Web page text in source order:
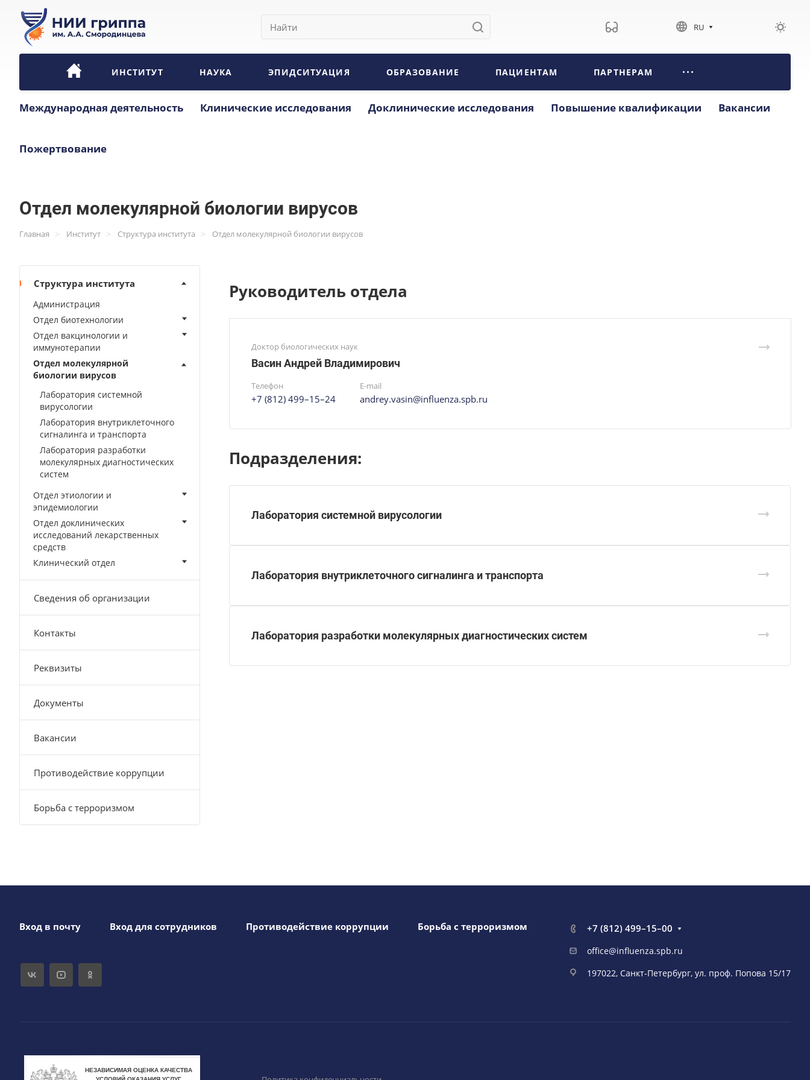
RU
ИНСТИТУТ НАУКА ЭПИДСИТУАЦИЯ ОБРАЗОВАНИЕ ПАЦИЕНТАМ ПАРТНЕРАМ
Международная деятельность Клинические исследования Доклинические исследования Повышение квалификации Вакансии
Пожертвование
Отдел молекулярной биологии вирусов
Главная > Институт > Структура института > Отдел молекулярной биологии вирусов
Руководитель отдела
Доктор биологических наук
Васин Андрей Владимирович
Телефон
+7 (812) 499–15–24
E-mail
andrey.vasin@influenza.spb.ru
Подразделения:
Лаборатория системной вирусологии
Лаборатория внутриклеточного сигналинга и транспорта
Лаборатория разработки молекулярных диагностических систем
Структура института
Администрация
Отдел биотехнологии
Отдел вакцинологии и
иммунотерапии
Отдел молекулярной
биологии вирусов
Лаборатория системной
вирусологии
Лаборатория внутриклеточного
сигналинга и транспорта
Лаборатория разработки
молекулярных диагностических
систем
Отдел этиологии и
эпидемиологии
Отдел доклинических
исследований лекарственных
средств
Клинический отдел
Сведения об организации
Контакты
Реквизиты
Документы
Вакансии
Противодействие коррупции
Борьба с терроризмом
Вход в почту Вход для сотрудников Противодействие коррупции Борьба с терроризмом +7 (812) 499–15–00
office@influenza.spb.ru
197022, Санкт-Петербург, ул. проф. Попова 15/17